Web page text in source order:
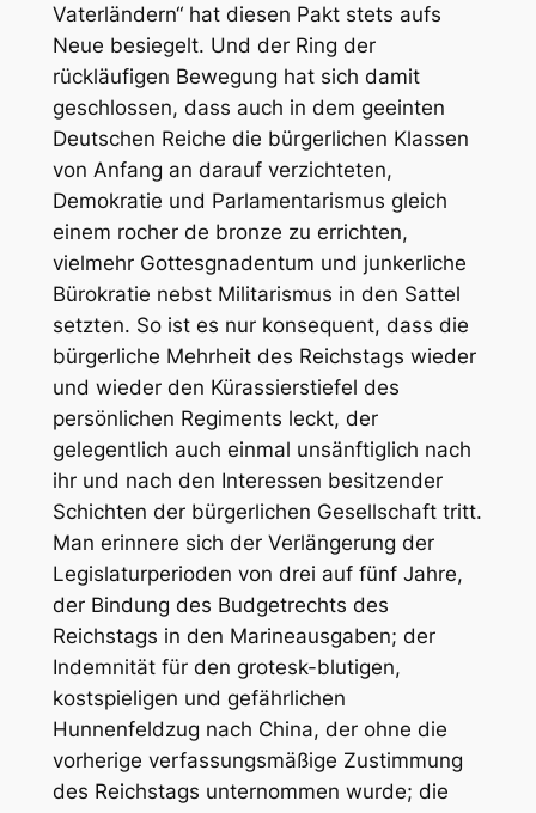
Vaterländern“ hat diesen Pakt stets aufs
Neue besiegelt. Und der Ring der
rückläufigen Bewegung hat sich damit
geschlossen, dass auch in dem geeinten
Deutschen Reiche die bürgerlichen Klassen
von Anfang an darauf verzichteten,
Demokratie und Parlamentarismus gleich
einem rocher de bronze zu errichten,
vielmehr Gottesgnadentum und junkerliche
Bürokratie nebst Militarismus in den Sattel
setzten. So ist es nur konsequent, dass die
bürgerliche Mehrheit des Reichstags wieder
und wieder den Kürassierstiefel des
persönlichen Regiments leckt, der
gelegentlich auch einmal unsänftiglich nach
ihr und nach den Interessen besitzender
Schichten der bürgerlichen Gesellschaft tritt.
Man erinnere sich der Verlängerung der
Legislaturperioden von drei auf fünf Jahre,
der Bindung des Budgetrechts des
Reichstags in den Marineausgaben; der
Indemnität für den grotesk-blutigen,
kostspieligen und gefährlichen
Hunnenfeldzug nach China, der ohne die
vorherige verfassungsmäßige Zustimmung
des Reichstags unternommen wurde; die